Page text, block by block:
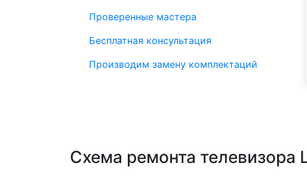
Проверенные мастера
Бесплатная консультация
Производим замену комплектаций
Схема ремонта телевизора